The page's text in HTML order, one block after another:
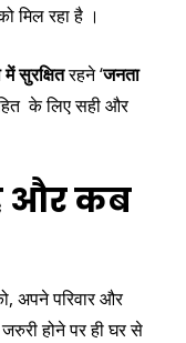
मिल रहा है ।
में सुरक्षितरहने ‘जनता
के लिए सही और
और कब
अपने परिवार और
होने पर ही घर से